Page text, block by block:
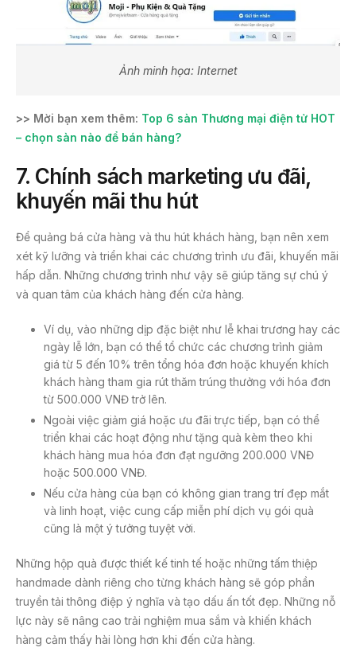
Ảnh minh họa: Internet
>> Mời bạn xem thêm: Top 6 sàn Thương mại điện tử HOT
– chọn sàn nào để bán hàng?
7. Chính sách marketing ưu đãi,
khuyến mãi thu hút
Để quảng bá cửa hàng và thu hút khách hàng, bạn nên xem
xét kỹ lưỡng và triển khai các chương trình ưu đãi, khuyến mãi
hấp dẫn. Những chương trình như vậy sẽ giúp tăng sự chú ý
và quan tâm của khách hàng đến cửa hàng.
Ví dụ, vào những dịp đặc biệt như lễ khai trương hay các
ngày lễ lớn, bạn có thể tổ chức các chương trình giảm
giá từ 5 đến 10% trên tổng hóa đơn hoặc khuyến khích
khách hàng tham gia rút thăm trúng thưởng với hóa đơn
từ 500.000 VNĐ trở lên.
Ngoài việc giảm giá hoặc ưu đãi trực tiếp, bạn có thể
triển khai các hoạt động như tặng quà kèm theo khi
khách hàng mua hóa đơn đạt ngưỡng 200.000 VNĐ
hoặc 500.000 VNĐ.
Nếu cửa hàng của bạn có không gian trang trí đẹp mắt
và linh hoạt, việc cung cấp miễn phí dịch vụ gói quà
cũng là một ý tưởng tuyệt vời.
Những hộp quà được thiết kế tinh tế hoặc những tấm thiệp
handmade dành riêng cho từng khách hàng sẽ góp phần
truyền tải thông điệp ý nghĩa và tạo dấu ấn tốt đẹp. Những nỗ
lực này sẽ nâng cao trải nghiệm mua sắm và khiến khách
hàng cảm thấy hài lòng hơn khi đến cửa hàng.